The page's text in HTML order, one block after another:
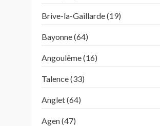
Brive-la-Gaillarde (19)
Bayonne (64)
Angoulême (16)
Talence (33)
Anglet (64)
Agen (47)